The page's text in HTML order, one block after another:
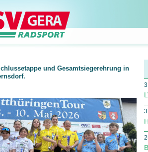
und Gesamtsiegerehrung in